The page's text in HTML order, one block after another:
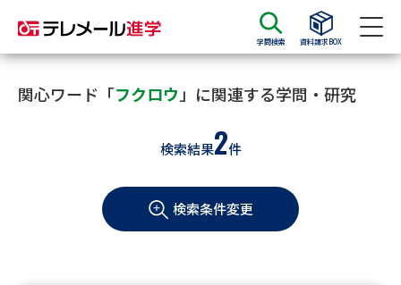
学問検索 資料請求BOX
資料請求 資料検索
大学・短大の資料種類から請求
学部・学科パンフ
関心ワード「フクロウ 」に関連する学問・研究
検索結果2件
検索条件変更